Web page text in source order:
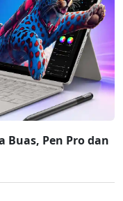
Buas, Pen Pro dan